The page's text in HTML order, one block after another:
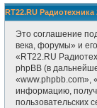
RT22.RU
Это соглашение
века, форумы» и
«RT22.RU
phpBB (в
«www.phpbb.com»,
информацию,
пользовательских